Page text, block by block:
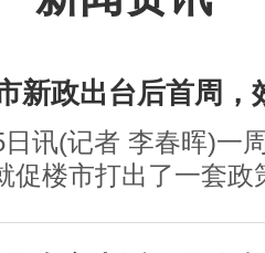
新政出台后首周，
讯(记者 李春晖)一
促楼市打出了一套政